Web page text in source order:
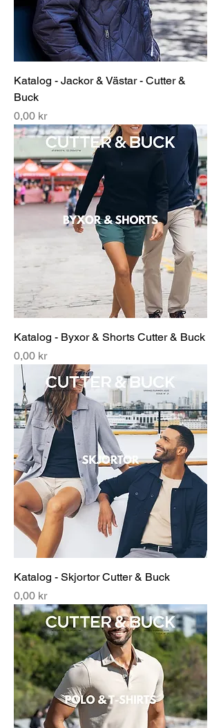
Katalog - Jackor & Västar - Cutter &
Buck
Pris
0,00 kr
Katalog - Byxor & Shorts Cutter & Buck
Pris
0,00 kr
Katalog - Skjortor Cutter & Buck
Pris
0,00 kr